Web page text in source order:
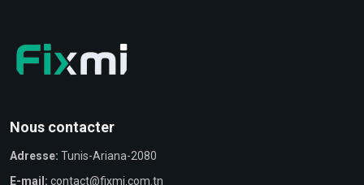
Nous contacter
Adresse: Tunis-Ariana-2080
E-mail: contact@fixmi.com.tn